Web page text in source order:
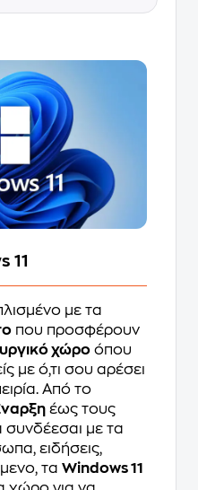
11
με τα
που προσφέρουν
χώρο όπου
με ό,τι σου αρέσει
Από το
έως τους
συνδέεσαι με τα
ειδήσεις,
τα Windows 11